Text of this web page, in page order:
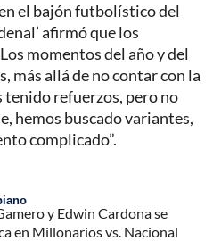
el bajón futbolístico del
afirmó que los
momentos del año y del
más allá de no contar con la
refuerzos, pero no
hemos buscado variantes,
complicado”.
y Edwin Cardona se
en Millonarios vs. Nacional